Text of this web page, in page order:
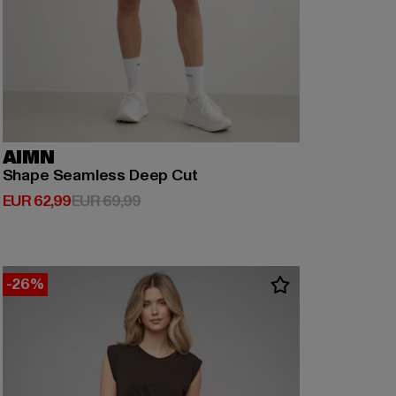
AIMN
Shape Seamless Deep Cut
EUR 62,99
Derzeitiger Preis: EUR 62,99
EUR 69,99Aktionspreis: EUR 69,99
-26%